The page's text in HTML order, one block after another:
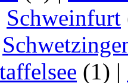
Schweinfurt
(1) |